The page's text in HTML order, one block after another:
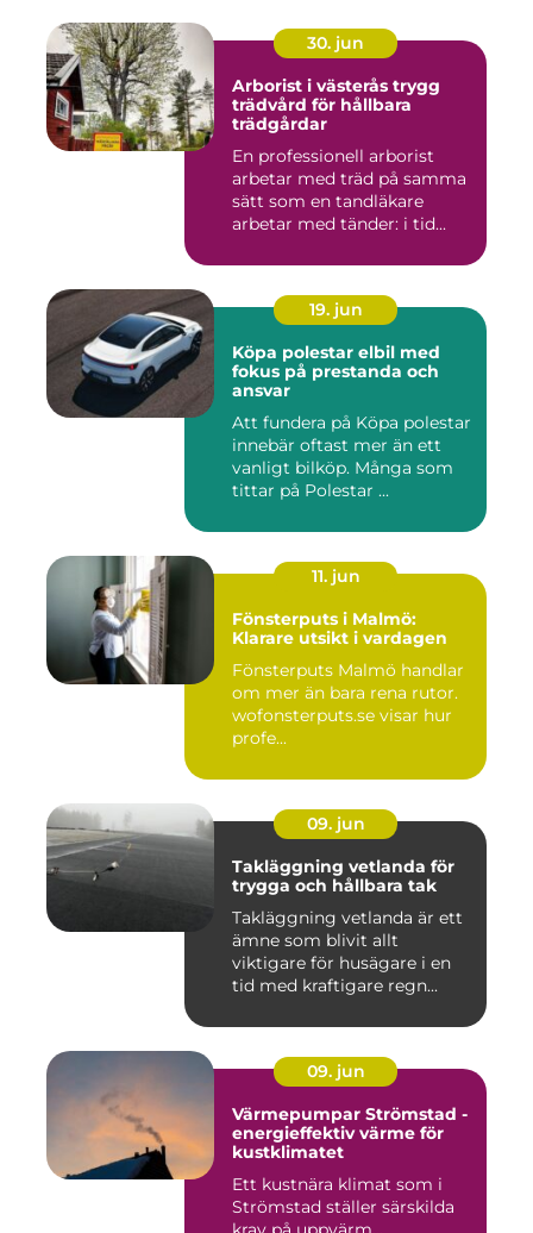
30. jun
Arborist i västerås trygg
trädvård för hållbara
trädgårdar
En professionell arborist
arbetar med träd på samma
sätt som en tandläkare
arbetar med tänder: i tid...
19. jun
Köpa polestar elbil med
fokus på prestanda och
ansvar
Att fundera på Köpa polestar
innebär oftast mer än ett
vanligt bilköp. Många som
tittar på Polestar ...
11. jun
Fönsterputs i Malmö:
Klarare utsikt i vardagen
Fönsterputs Malmö handlar
om mer än bara rena rutor.
wofonsterputs.se visar hur
profe...
09. jun
Takläggning vetlanda för
trygga och hållbara tak
Takläggning vetlanda är ett
ämne som blivit allt
viktigare för husägare i en
tid med kraftigare regn...
09. jun
Värmepumpar Strömstad -
energieffektiv värme för
kustklimatet
Ett kustnära klimat som i
Strömstad ställer särskilda